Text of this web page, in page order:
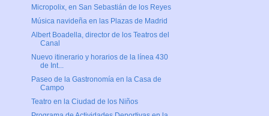
Micropolix, en San Sebastián de los Reyes
Música navideña en las Plazas de Madrid
Albert Boadella, director de los Teatros del
Canal
Nuevo itinerario y horarios de la línea 430
de Int...
Paseo de la Gastronomía en la Casa de
Campo
Teatro en la Ciudad de los Niños